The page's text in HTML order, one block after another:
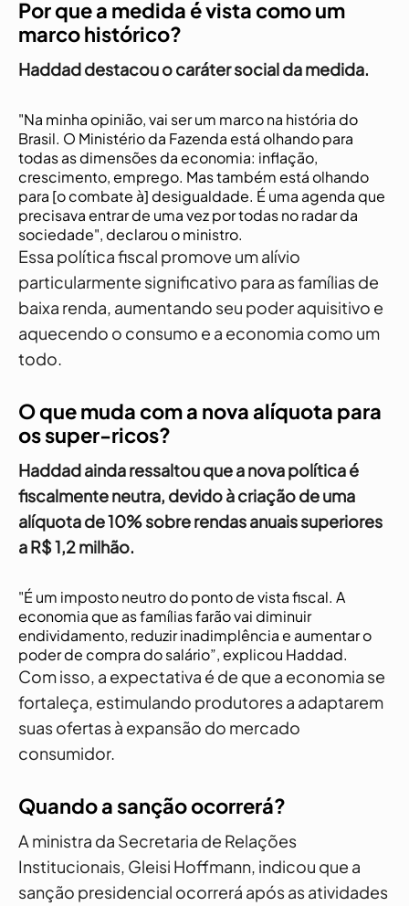
Por que a medida é vista como um
marco histórico?
Haddad destacou o caráter social da medida.
"Na minha opinião, vai ser um marco na história do
Brasil. O Ministério da Fazenda está olhando para
todas as dimensões da economia: inflação,
crescimento, emprego. Mas também está olhando
para [o combate à] desigualdade. É uma agenda que
precisava entrar de uma vez por todas no radar da
sociedade", declarou o ministro.
Essa política fiscal promove um alívio
particularmente significativo para as famílias de
baixa renda, aumentando seu poder aquisitivo e
aquecendo o consumo e a economia como um
todo.
O que muda com a nova alíquota para
os super-ricos?
Haddad ainda ressaltou que a nova política é
fiscalmente neutra, devido à criação de uma
alíquota de 10% sobre rendas anuais superiores
a R$ 1,2 milhão.
"É um imposto neutro do ponto de vista fiscal. A
economia que as famílias farão vai diminuir
endividamento, reduzir inadimplência e aumentar o
poder de compra do salário”, explicou Haddad.
Com isso, a expectativa é de que a economia se
fortaleça, estimulando produtores a adaptarem
suas ofertas à expansão do mercado
consumidor.
Quando a sanção ocorrerá?
A ministra da Secretaria de Relações
Institucionais, Gleisi Hoffmann, indicou que a
sanção presidencial ocorrerá após as atividades